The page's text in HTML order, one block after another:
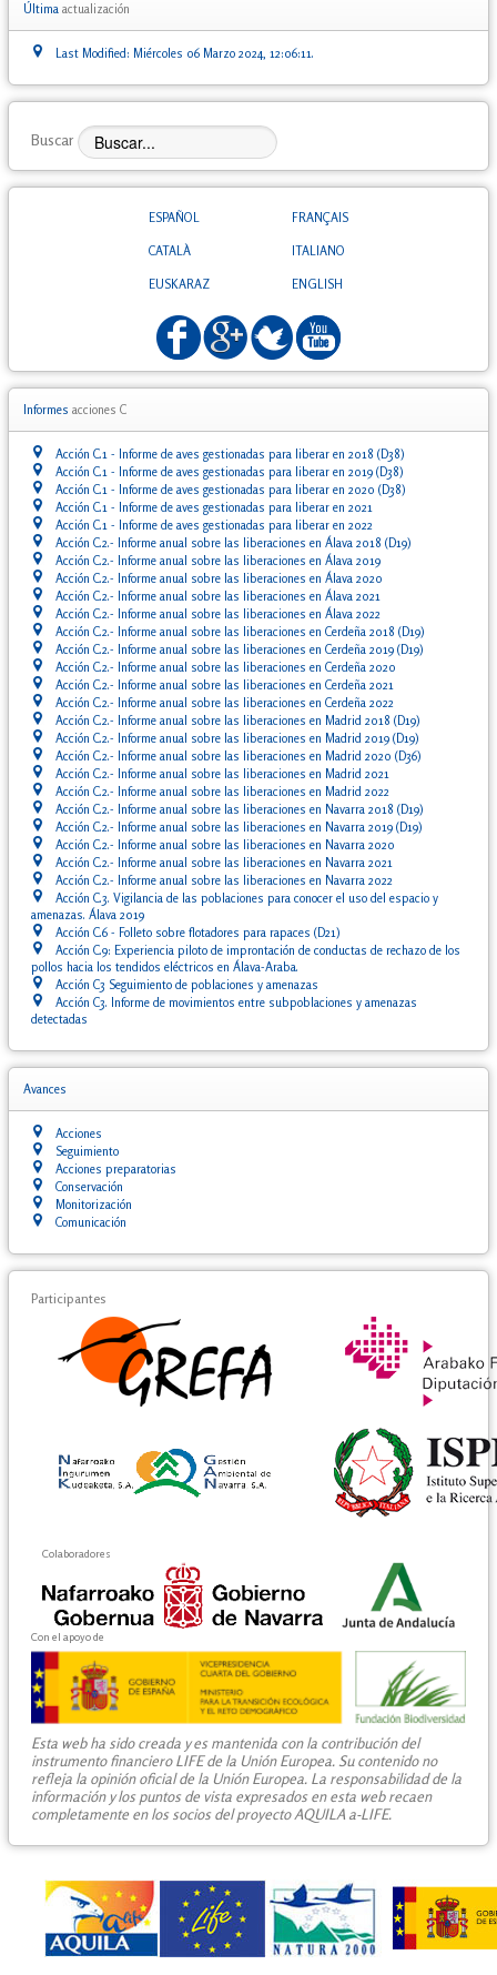
Última actualización
Last Modified: Miércoles 06 Marzo 2024, 12:06:11.
Buscar
ESPAÑOL
CATALÀ
EUSKARAZ
FRANÇAIS
ITALIANO
ENGLISH
Informes acciones C
Acción C.1 - Informe de aves gestionadas para liberar en 2018 (D38)
Acción C.1 - Informe de aves gestionadas para liberar en 2019 (D38)
Acción C.1 - Informe de aves gestionadas para liberar en 2020 (D38)
Acción C.1 - Informe de aves gestionadas para liberar en 2021
Acción C.1 - Informe de aves gestionadas para liberar en 2022
Acción C.2.- Informe anual sobre las liberaciones en Álava 2018 (D19)
Acción C.2.- Informe anual sobre las liberaciones en Álava 2019
Acción C.2.- Informe anual sobre las liberaciones en Álava 2020
Acción C.2.- Informe anual sobre las liberaciones en Álava 2021
Acción C.2.- Informe anual sobre las liberaciones en Álava 2022
Acción C.2.- Informe anual sobre las liberaciones en Cerdeña 2018 (D19)
Acción C.2.- Informe anual sobre las liberaciones en Cerdeña 2019 (D19)
Acción C.2.- Informe anual sobre las liberaciones en Cerdeña 2020
Acción C.2.- Informe anual sobre las liberaciones en Cerdeña 2021
Acción C.2.- Informe anual sobre las liberaciones en Cerdeña 2022
Acción C.2.- Informe anual sobre las liberaciones en Madrid 2018 (D19)
Acción C.2.- Informe anual sobre las liberaciones en Madrid 2019 (D19)
Acción C.2.- Informe anual sobre las liberaciones en Madrid 2020 (D36)
Acción C.2.- Informe anual sobre las liberaciones en Madrid 2021
Acción C.2.- Informe anual sobre las liberaciones en Madrid 2022
Acción C.2.- Informe anual sobre las liberaciones en Navarra 2018 (D19)
Acción C.2.- Informe anual sobre las liberaciones en Navarra 2019 (D19)
Acción C.2.- Informe anual sobre las liberaciones en Navarra 2020
Acción C.2.- Informe anual sobre las liberaciones en Navarra 2021
Acción C.2.- Informe anual sobre las liberaciones en Navarra 2022
Acción C.3. Vigilancia de las poblaciones para conocer el uso del espacio y
amenazas. Álava 2019
Acción C.6 - Folleto sobre flotadores para rapaces (D21)
Acción C.9: Experiencia piloto de improntación de conductas de rechazo de los
pollos hacia los tendidos eléctricos en Álava-Araba.
Acción C3 Seguimiento de poblaciones y amenazas
Acción C3. Informe de movimientos entre subpoblaciones y amenazas
detectadas
Avances
Acciones
Seguimiento
Acciones preparatorias
Conservación
Monitorización
Comunicación
Participantes
Colaboradores
Con el apoyo de
Esta web ha sido creada y es mantenida con la contribución del
instrumento financiero LIFE de la Unión Europea. Su contenido no
refleja la opinión oficial de la Unión Europea. La responsabilidad de la
información y los puntos de vista expresados en esta web recaen
completamente en los socios del proyecto AQUILA a-LIFE.